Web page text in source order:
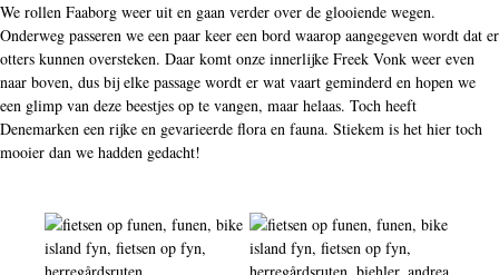
We rollen Faaborg weer uit en gaan verder over de glooiende wegen.
Onderweg passeren we een paar keer een bord waarop aangegeven wordt dat er
otters kunnen oversteken. Daar komt onze innerlijke Freek Vonk weer even
naar boven, dus bij elke passage wordt er wat vaart geminderd en hopen we
een glimp van deze beestjes op te vangen, maar helaas. Toch heeft
Denemarken een rijke en gevarieerde flora en fauna. Stiekem is het hier toch
mooier dan we hadden gedacht!